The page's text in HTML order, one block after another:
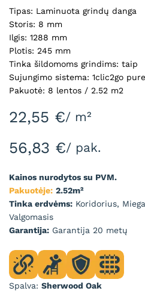
Tipas: Laminuota grindų danga
Storis: 8 mm
Ilgis: 1288 mm
Plotis: 245 mm
Tinka šildomoms grindims: taip
Sujungimo sistema: 1clic2go
Pakuotė: 8 lentos / 2.52 m2
22,55 €/ m²
56,83 €/ pak.
Kainos nurodytos su PVM.
Pakuotėje: 2.52m²
Tinka erdvėms: Koridorius,
Valgomasis
Garantija: Garantija 20 metų
Spalva Sherwood Oak